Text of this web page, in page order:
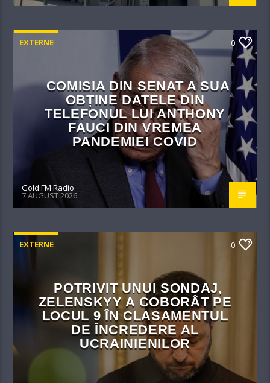
EXTERNE 0
COMISIA DIN SENAT A SUA
OBȚINE DATELE DIN
TELEFONUL LUI ANTHONY
FAUCI DIN VREMEA
PANDEMIEI COVID
Gold FM Radio
7 AUGUST 2026
EXTERNE 0
POTRIVIT UNUI SONDAJ,
ZELENSKYY A COBORÂT PE
LOCUL 9 ÎN CLASAMENTUL
DE ÎNCREDERE AL
UCRAINIENILOR